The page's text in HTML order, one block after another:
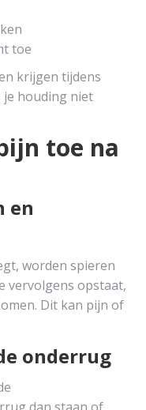
toe
krijgen tijdens
je houding niet
toe na
en
worden spieren
vervolgens opstaat,
Dit kan pijn of
onderrug